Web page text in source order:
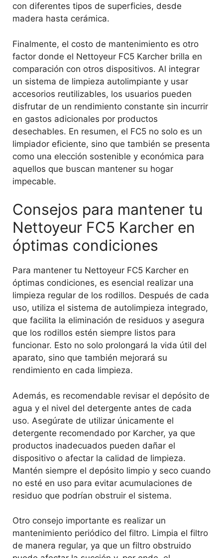
con diferentes tipos de superficies, desde
madera hasta cerámica.
Finalmente, el costo de mantenimiento es otro
factor donde el Nettoyeur FC5 Karcher brilla en
comparación con otros dispositivos. Al integrar
un sistema de limpieza autolimpiante y usar
accesorios reutilizables, los usuarios pueden
disfrutar de un rendimiento constante sin incurrir
en gastos adicionales por productos
desechables. En resumen, el FC5 no solo es un
limpiador eficiente, sino que también se presenta
como una elección sostenible y económica para
aquellos que buscan mantener su hogar
impecable.
Consejos para mantener tu
Nettoyeur FC5 Karcher en
óptimas condiciones
Para mantener tu Nettoyeur FC5 Karcher en
óptimas condiciones, es esencial realizar una
limpieza regular de los rodillos. Después de cada
uso, utiliza el sistema de autolimpieza integrado,
que facilita la eliminación de residuos y asegura
que los rodillos estén siempre listos para
funcionar. Esto no solo prolongará la vida útil del
aparato, sino que también mejorará su
rendimiento en cada limpieza.
Además, es recomendable revisar el depósito de
agua y el nivel del detergente antes de cada
uso. Asegúrate de utilizar únicamente el
detergente recomendado por Karcher, ya que
productos inadecuados pueden dañar el
dispositivo o afectar la calidad de limpieza.
Mantén siempre el depósito limpio y seco cuando
no esté en uso para evitar acumulaciones de
residuo que podrían obstruir el sistema.
Otro consejo importante es realizar un
mantenimiento periódico del filtro. Limpia el filtro
de manera regular, ya que un filtro obstruido